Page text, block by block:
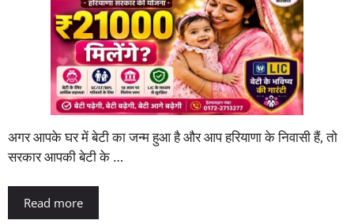
अगर आपके घर में बेटी का जन्म हुआ है और आप हरियाणा के निवासी हैं, तो
सरकार आपकी बेटी के …
Read more